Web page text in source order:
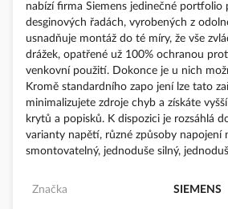
nabízí firma Siemens jedinečné
desginových řadách, vyrobených z
usnadňuje montáž do té míry, že vše
drážek, opatřené už 100% ochranou
venkovní použití. Dokonce je u nich
Kromě standardního zapo jení lze tato
minimalizujete zdroje chyb a získáte
krytů a popisků. K dispozici je rozsáhlá
varianty napětí, různé způsoby napojení
smontovatelný, jednoduše silný,
Značka SIEMENS